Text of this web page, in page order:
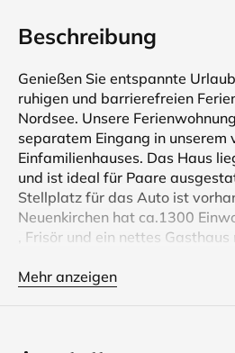
Beschreibung
Genießen Sie entspannte
ruhigen und barrierefreien
Nordsee. Unsere
separatem Eingang in unserem
Einfamilienhauses. Das Haus
und ist ideal für Paare
Stellplatz für das Auto ist
Neuenkirchen hat ca.1300
, Frisör und ein nettes Gasthaus
mit dem Fahrrad oder Auto zu
Mehr anzeigen